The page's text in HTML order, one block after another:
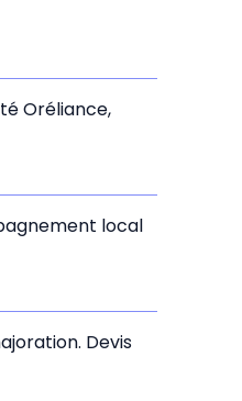
Oréliance,
local
Devis